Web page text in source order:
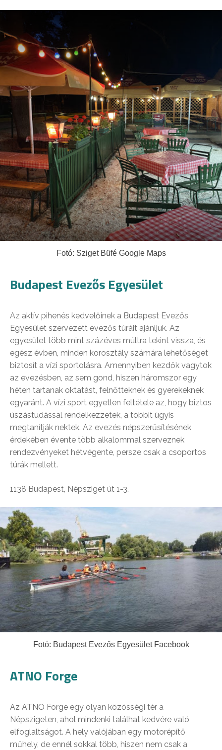
Fotó: Sziget Büfé Google Maps
Budapest Evezős Egyesület
Az aktív pihenés kedvelőinek a Budapest Evezős
Egyesület szervezett evezős túráit ajánljuk. Az
egyesület több mint százéves múltra tekint vissza, és
egész évben, minden korosztály számára lehetőséget
biztosít a vízi sportolásra. Amennyiben kezdők vagytok
az evezésben, az sem gond, hiszen háromszor egy
héten tartanak oktatást, felnőtteknek és gyerekeknek
egyaránt. A vízi sport egyetlen feltétele az, hogy biztos
úszástudással rendelkezzetek, a többit úgyis
megtanítják nektek. Az evezés népszerűsítésének
érdekében évente több alkalommal szerveznek
rendezvényeket hétvégente, persze csak a csoportos
túrák mellett.
1138 Budapest, Népsziget út 1-3.
Fotó: Budapest Evezős Egyesület Facebook
ATNO Forge
Az ATNO Forge egy olyan közösségi tér a
Népszigeten, ahol mindenki találhat kedvére való
elfoglaltságot. A hely valójában egy motorépítő
műhely, de ennél sokkal több, hiszen nem csak a